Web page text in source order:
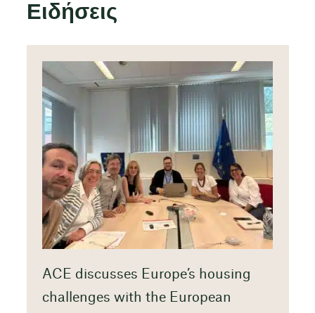
Ειδήσεις
ACE discusses Europe’s housing
challenges with the European